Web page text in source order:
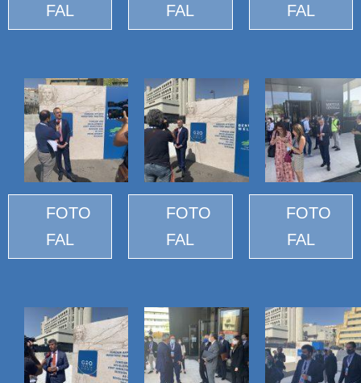
FAL
FAL
FAL
FOTO
FAL
FOTO
FAL
FOTO
FAL